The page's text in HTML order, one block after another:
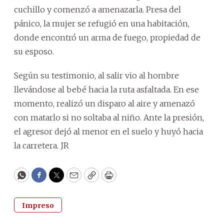
cuchillo y comenzó a amenazarla. Presa del
pánico, la mujer se refugió en una habitación,
donde encontró un arma de fuego, propiedad de
su esposo.
Según su testimonio, al salir vio al hombre
llevándose al bebé hacia la ruta asfaltada. En ese
momento, realizó un disparo al aire y amenazó
con matarlo si no soltaba al niño. Ante la presión,
el agresor dejó al menor en el suelo y huyó hacia
la carretera. JR
WhatsApp
Facebook
Twitter
EmailCopyPrint
Impreso